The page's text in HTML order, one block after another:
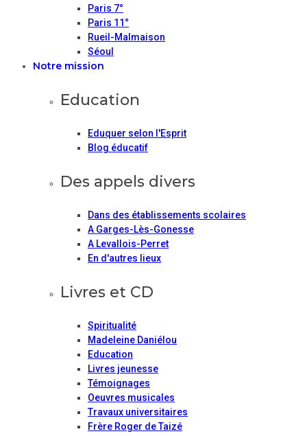
Paris 7°
Paris 11°
Rueil-Malmaison
Séoul
Notre mission
Education
Eduquer selon l'Esprit
Blog éducatif
Des appels divers
Dans des établissements scolaires
A Garges-Lès-Gonesse
A Levallois-Perret
En d'autres lieux
Livres et CD
Spiritualité
Madeleine Daniélou
Education
Livres jeunesse
Témoignages
Oeuvres musicales
Travaux universitaires
Frère Roger de Taizé